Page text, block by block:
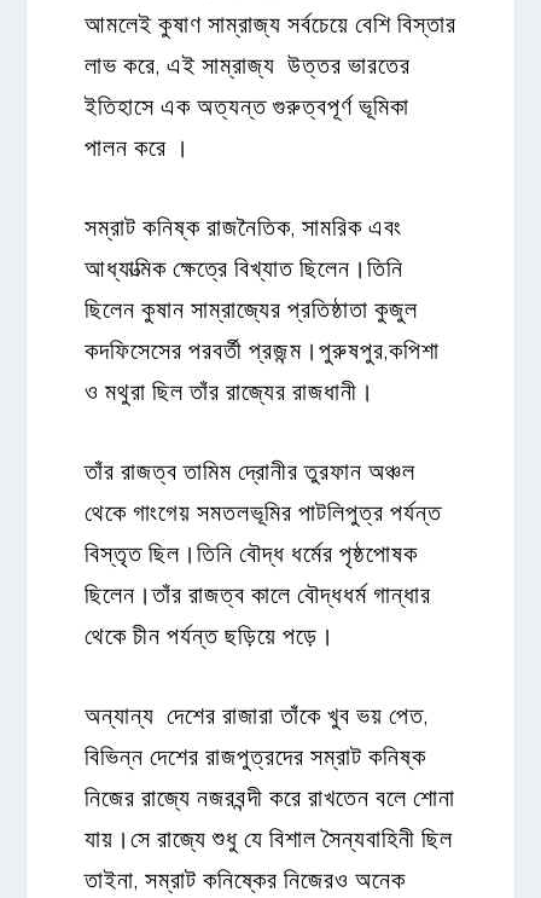
আমলেই কুষাণ সাম্রাজ্য সর্বচেয়ে বেশি বিস্তার
লাভ করে, এই সাম্রাজ্য উত্তর ভারতের
ইতিহাসে এক অত্যন্ত গুরুত্বপূর্ণ ভূমিকা
পালন করে ।
সম্রাট কনিষ্ক রাজনৈতিক, সামরিক এবং
আধ্যাত্মিক ক্ষেত্রে বিখ্যাত ছিলেন।তিনি
ছিলেন কুষান সাম্রাজ্যের প্রতিষ্ঠাতা কুজুল
কদফিসেসের পরবর্তী প্রজন্ম।পুরুষপুর,কপিশা
ও মথুরা ছিল তাঁর রাজ্যের রাজধানী।
তাঁর রাজত্ব তামিম দ্রোনীর তুরফান অঞ্চল
থেকে গাংগেয় সমতলভূমির পাটলিপুত্র পর্যন্ত
বিস্তৃত ছিল।তিনি বৌদ্ধ ধর্মের পৃষ্ঠপোষক
ছিলেন।তাঁর রাজত্ব কালে বৌদ্ধধর্ম গান্ধার
থেকে চীন পর্যন্ত ছড়িয়ে পড়ে।
অন্যান্য দেশের রাজারা তাঁকে খুব ভয় পেত,
বিভিন্ন দেশের রাজপুত্রদের সম্রাট কনিষ্ক
নিজের রাজ্যে নজরবন্দী করে রাখতেন বলে শোনা
যায়।সে রাজ্যে শুধু যে বিশাল সৈন্যবাহিনী ছিল
তাইনা, সম্রাট কনিষ্কের নিজেরও অনেক